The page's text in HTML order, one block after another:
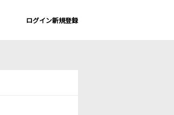
ログイン新規登録